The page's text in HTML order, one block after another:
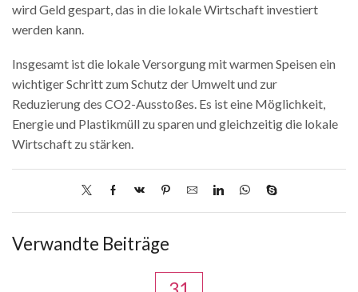
wird Geld gespart, das in die lokale Wirtschaft investiert
werden kann.
Insgesamt ist die lokale Versorgung mit warmen Speisen ein
wichtiger Schritt zum Schutz der Umwelt und zur
Reduzierung des CO2-Ausstoßes. Es ist eine Möglichkeit,
Energie und Plastikmüll zu sparen und gleichzeitig die lokale
Wirtschaft zu stärken.
Verwandte Beiträge